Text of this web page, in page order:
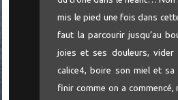
mis le pied une fois dans
faut la parcourir jusqu’au
joies et ses douleurs, vider
calice4, boire son miel et
finir comme on a commencé,